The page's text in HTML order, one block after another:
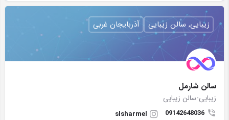
سالن شارمل
زیبایی-سالن زیبایی
09142648036
slsharmel
زیبایی, سالن زیبایی آذربایجان غربی